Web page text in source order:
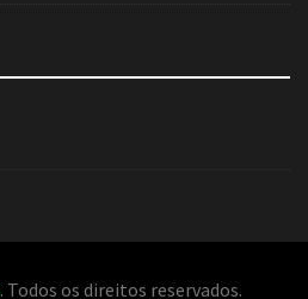
. Todos os direitos reservados.